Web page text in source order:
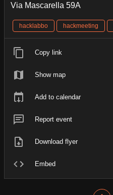
Via Mascarella 59A
hacklabbo hackmeeting
Copy link
Show map
Add to calendar
Report event
Download flyer
Embed